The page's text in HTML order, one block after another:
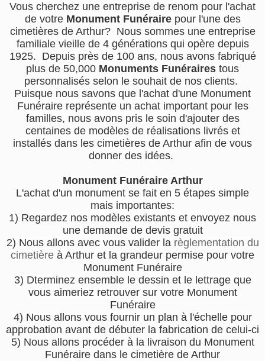
Vous cherchez une entreprise de renom pour l'achat
de votre Monument Funérairepour l'une des
cimetières de Arthur? Nous sommes une entreprise
familiale vieille de 4 générations qui opère depuis
1925. Depuis près de 100 ans, nous avons fabriqué
plus de 50,000 Monuments Funéraires tous
personnalisés selon le souhait de nos clients.
Puisque nous savons que l'achat d'une Monument
Funéraire représente un achat important pour les
familles, nous avons pris le soin d'ajouter des
centaines de modèles de réalisations livrés et
installés dans les cimetières de Arthur afin de vous
donner des idées.
Monument Funéraire Arthur
L'achat d'un monument se fait en 5 étapes simple
mais importantes:
1) Regardez nos modèles existants et envoyez nous
une demande de devis gratuit
2) Nous allons avec vous valider la règlementation du
cimetière à Arthur et la grandeur permise pour votre
Monument Funéraire
3) Dterminez ensemble le dessin et le lettrage que
vous aimeriez retrouver sur votre Monument
Funéraire
4) Nous allons vous fournir un plan à l'échelle pour
approbation avant de débuter la fabrication de celui-ci
5) Nous allons procéder à la livraison du Monument
Funéraire dans le cimetière de Arthur